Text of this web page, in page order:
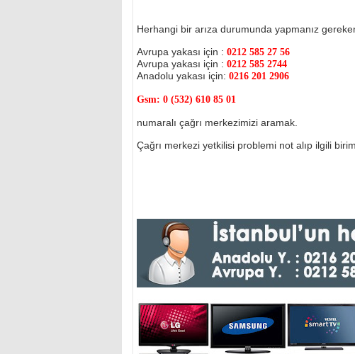
Herhangi bir arıza durumunda yapmanız
Avrupa yakası için : 0212 585 27 56
Avrupa yakası için : 0212 585 2744
Anadolu yakası için: 0216 201 2906
Gsm: 0 (532) 610 85 01
numaralı çağrı merkezimizi aramak.
Çağrı merkezi yetkilisi problemi not alıp ilgili